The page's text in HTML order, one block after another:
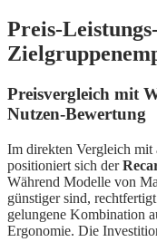
Preis-
Preisvergleich mit
Nutzen-Bewertung
Im direkten Vergleich mit
positioniert sich der
Während Modelle von
günstiger sind,
gelungene Kombination
Ergonomie. Die